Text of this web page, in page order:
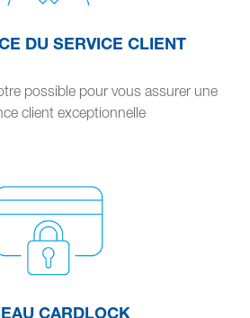
DU SERVICE CLIENT
possible pour vous assurer une
client exceptionnelle
CARDLOCK